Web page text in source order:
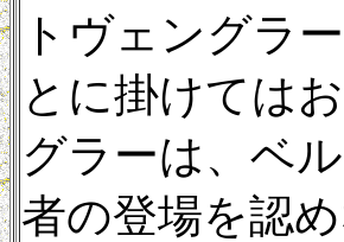
トヴェングラ
とに掛けては
グラーは、ベ
者の登場を認